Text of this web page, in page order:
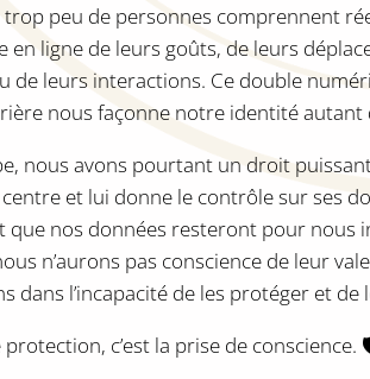
trop peu de personnes comprennent
en ligne de leurs goûts, de leurs
de leurs interactions. Ce double
nous façonne notre identité autant
nous avons pourtant un droit
centre et lui donne le contrôle sur ses
que nos données resteront pour nous
n’aurons pas conscience de leur
dans l’incapacité de les protéger et de
c’est la prise de conscience.